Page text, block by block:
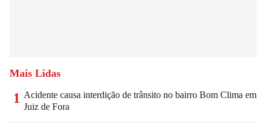
Mais Lidas
1 Acidente causa interdição de trânsito no bairro Bom Clima em
Juiz de Fora